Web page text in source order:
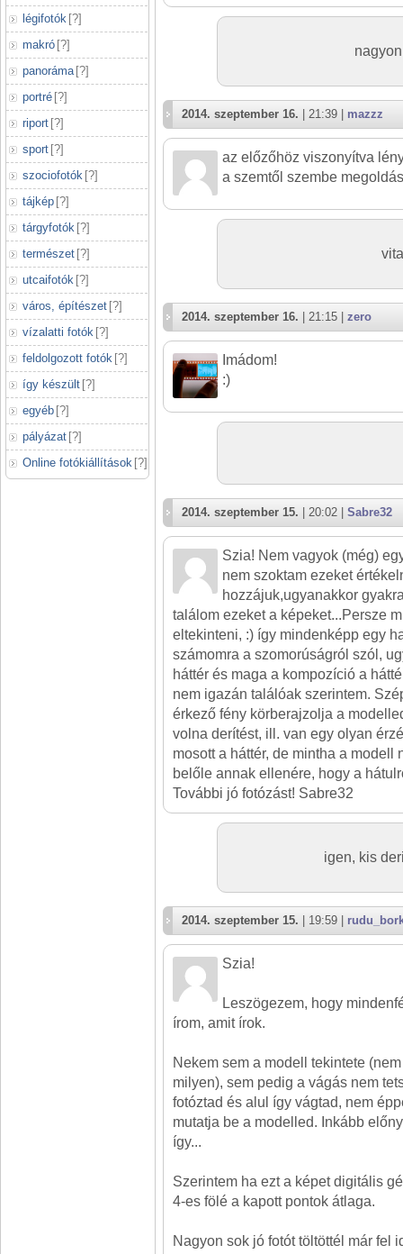
légifotók [?]
makró [?]
panoráma [?]
portré [?]
riport [?]
sport [?]
szociofotók [?]
tájkép [?]
tárgyfotók [?]
természet [?]
utcaifotók [?]
város, építészet [?]
vízalatti fotók [?]
feldolgozott fotók [?]
így készült [?]
egyéb [?]
pályázat [?]
Online fotókiállítások [?]
2014. szeptember 16. | 21:39 | mazzz
az előzőhöz viszonyítva
a szemtől szembe
2014. szeptember 16. | 21:15 | zero
Imádom!
:)
2014. szeptember 15. | 20:02 | Sabre32
Szia! Nem vagyok (még)
nem szoktam ezeket
hozzájuk,ugyanakkor
találom ezeket a képeket...Persze
eltekinteni, :) így mindenképp egy
számomra a szomorúságról szól,
háttér és maga a kompozíció a
nem igazán találóak szerintem.
érkező fény körberajzolja a
volna derítést, ill. van egy olyan
mosott a háttér, de mintha a modell
belőle annak ellenére, hogy a
További jó fotózást! Sabre32
igen, kis
2014. szeptember 15. | 19:59 |
Szia!
Leszögezem, hogy
írom, amit írok.
Nekem sem a modell tekintete
milyen), sem pedig a vágás nem
fotóztad és alul így vágtad, nem
mutatja be a modelled. Inkább
így...
Szerintem ha ezt a képet digitális
4-es fölé a kapott pontok átlaga.
Nagyon sok jó fotót töltöttél már fel